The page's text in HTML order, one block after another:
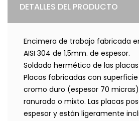
DETALLES DEL PRODUCTO
Encimera de trabajo fabricada
AISI 304 de 1,5mm. de espesor.
Soldado hermético de las
Placas fabricadas con
cromo duro (espesor 70
ranurado o mixto. Las placas
espesor y están ligeramente